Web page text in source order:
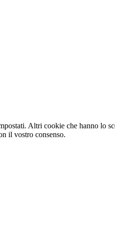
Altri cookie che hanno lo
il vostro consenso.